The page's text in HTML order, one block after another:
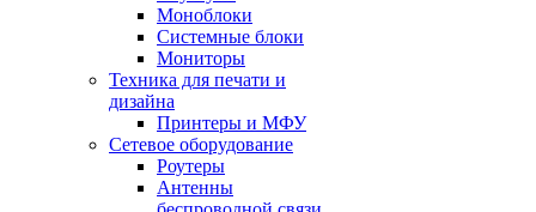
Моноблоки
Системные блоки
Мониторы
Техника для печати и
дизайна
Принтеры и МФУ
Сетевое оборудование
Роутеры
Антенны